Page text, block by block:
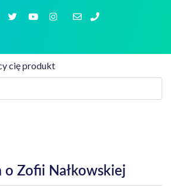
cię produkt
o Zofii Nałkowskiej